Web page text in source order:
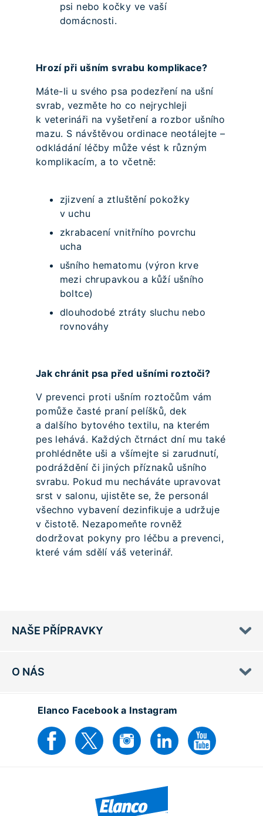
psi nebo kočky ve vaší
domácnosti.
Hrozí při ušním svrabu komplikace?
Máte-li u svého psa podezření na ušní
svrab, vezměte ho co nejrychleji
k veterináři na vyšetření a rozbor ušního
mazu. S návštěvou ordinace neotálejte –
odkládání léčby může vést k různým
komplikacím, a to včetně:
zjizvení a ztluštění pokožky
v uchu
zkrabacení vnitřního povrchu
ucha
ušního hematomu (výron krve
mezi chrupavkou a kůží ušního
boltce)
dlouhodobé ztráty sluchu nebo
rovnováhy
Jak chránit psa před ušními roztoči?
V prevenci proti ušním roztočům vám
pomůže časté praní pelíšků, dek
a dalšího bytového textilu, na kterém
pes lehává. Každých čtrnáct dní mu také
prohlédněte uši a všímejte si zarudnutí,
podráždění či jiných příznaků ušního
svrabu. Pokud mu necháváte upravovat
srst v salonu, ujistěte se, že personál
všechno vybavení dezinfikuje a udržuje
v čistotě. Nezapomeňte rovněž
dodržovat pokyny pro léčbu a prevenci,
které vám sdělí váš veterinář.
NAŠE PŘÍPRAVKY
O NÁS
Elanco Facebook a Instagram